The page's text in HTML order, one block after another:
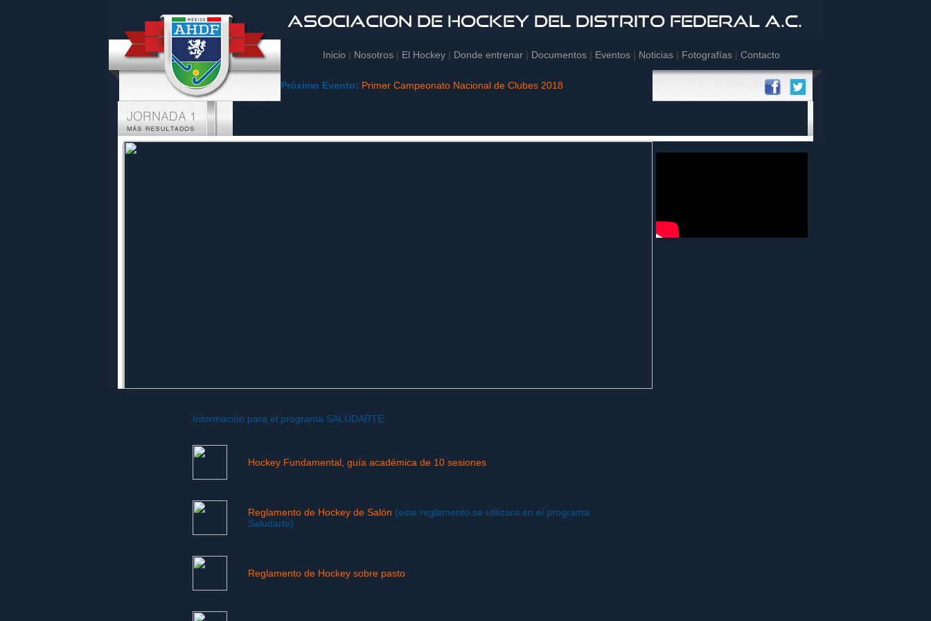
Inicio | Nosotros | El Hockey | Donde entrenar | Documentos | Eventos | Noticias | Fotografías | Contacto
Próximo Evento: Primer Campeonato Nacional de Clubes 2018
Información para el programa SALUDARTE
Hockey Fundamental, guía académica de 10 sesiones
Reglamento de Hockey de Salón (este reglamento se utilizara en el programa
Saludarte)
Reglamento de Hockey sobre pasto